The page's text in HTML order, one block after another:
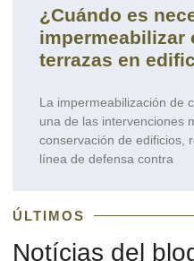
¿Cuándo es
impermeabilizar
terrazas en
La impermeabilización de
una de las intervenciones
conservación de edificios,
línea de defensa contra
ÚLTIMOS
Notícias del